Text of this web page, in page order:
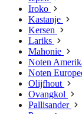
Iroko
Kastanje
Kersen
Lariks
Mahonie
Noten
Noten
Olijfhout
Ovangkol
Pallisander